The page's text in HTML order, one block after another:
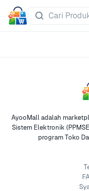
AyooMall adalah
Sistem Elektronik
program Toko